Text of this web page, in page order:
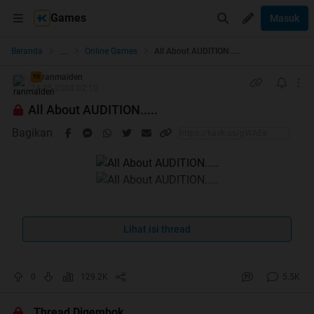
Games Masuk
Beranda ... Online Games All About AUDITION.....
TS ranmaiden
24-05-2008 02:10
All About AUDITION.....
Bagikan
berhubung Thread yg lama blm balik2 kita bahas di mari
Lihat isi thread
129.2K 5.5K